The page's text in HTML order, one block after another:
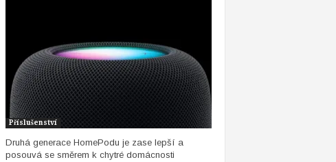
Příslušenství
Druhá generace HomePodu je zase lepší a
posouvá se směrem k chytré domácnosti